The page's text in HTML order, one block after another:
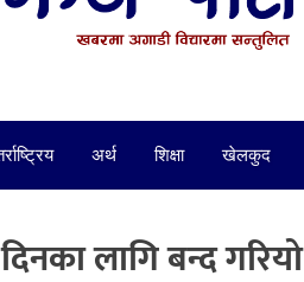
अर्थ शिक्षा खेलकुद
लागि बन्द गरियो